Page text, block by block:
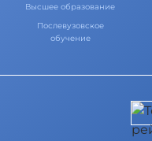
Высшее образование
Послевузовское
обучение